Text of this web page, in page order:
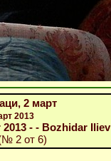
2 март
2013
- - Bozhidar Iliev
2 от 6)